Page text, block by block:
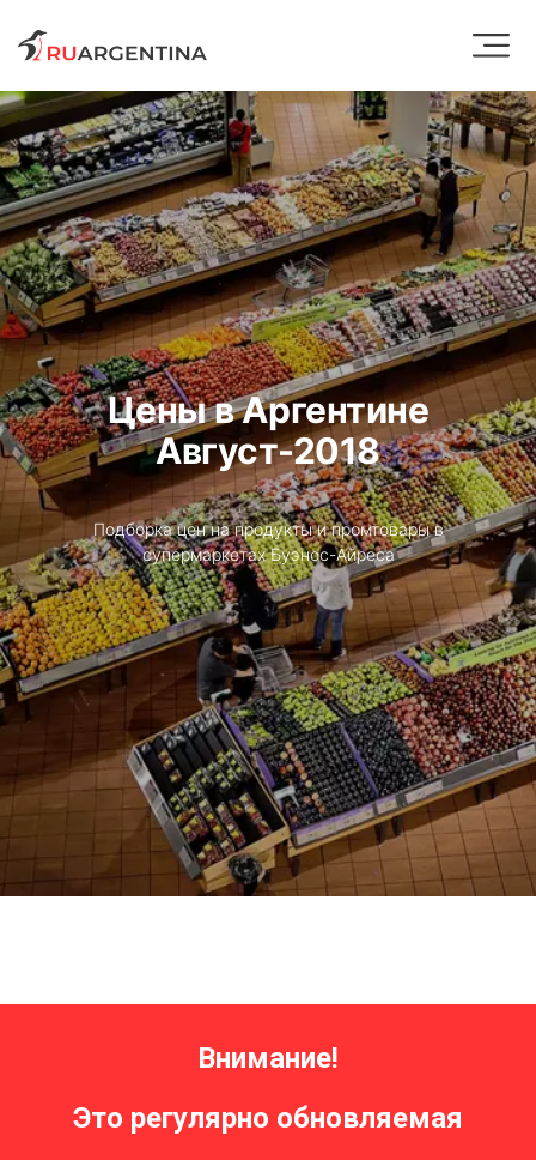
Цены в Аргентине
Август-2018
Подборка цен на продукты и промтовары в
супермаркетах Буэнос-Айреса
Внимание!
Это регулярно обновляемая